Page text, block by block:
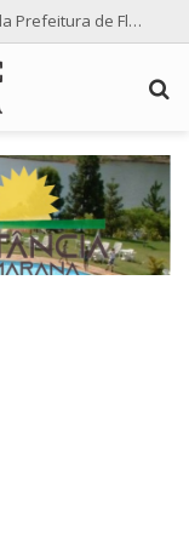
CNJ condena juíza substituta de Moro a 2 anos de afastamento de suas funções